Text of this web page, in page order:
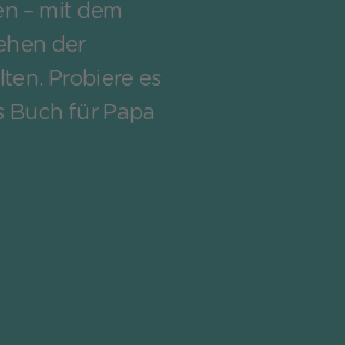
– mit dem
der
Probiere es
Buch für Papa